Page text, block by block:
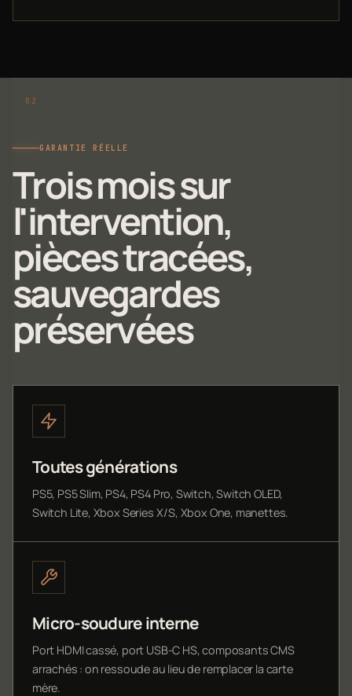
GARANTIE RÉELLE
Trois mois sur
l'intervention,
pièces tracées,
sauvegardes
préservées
Toutes générations
PS5, PS5 Slim, PS4, PS4 Pro, Switch, Switch OLED,
Switch Lite, Xbox Series X/S, Xbox One, manettes.
Micro-soudure interne
Port HDMI cassé, port USB-C HS, composants CMS
arrachés : on ressoude au lieu de remplacer la carte
mère.